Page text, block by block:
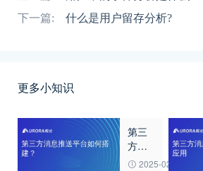
下一篇:
什么是用户留存分析?
更多小知识
第三
方消
息推2025-02-27